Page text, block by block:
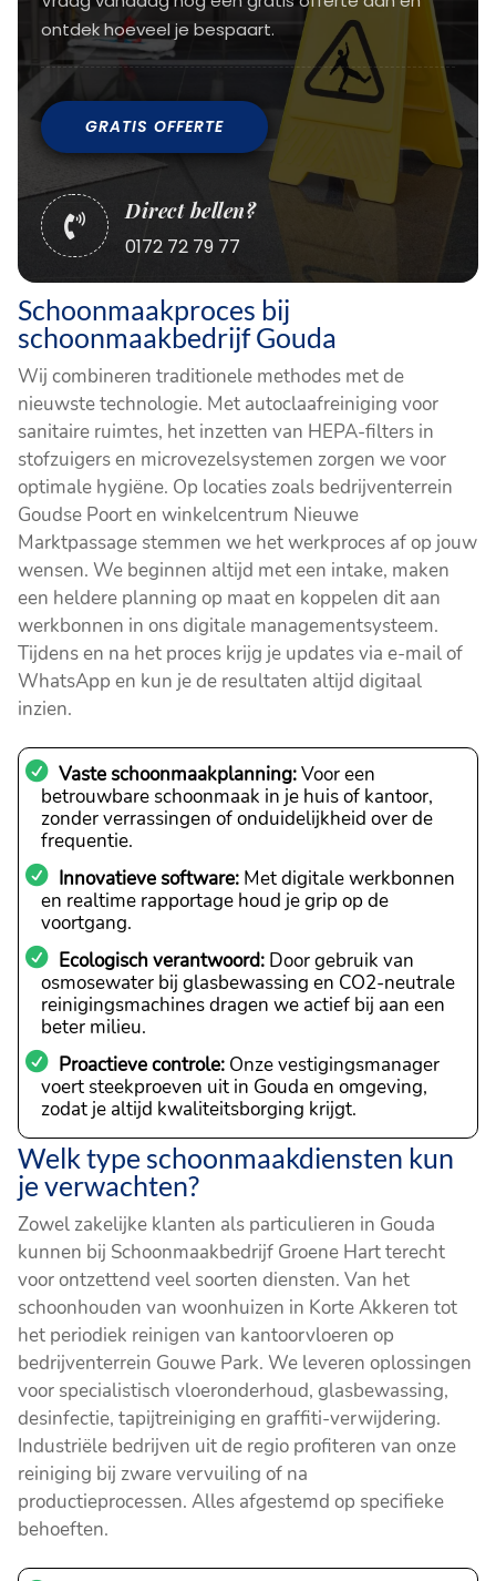
ontdek hoeveel je bespaart.
GRATIS OFFERTE

Direct bellen?
0172 72 79 77
Schoonmaakproces bij
schoonmaakbedrijf Gouda
Wij combineren traditionele methodes met de
nieuwste technologie. Met autoclaafreiniging voor
sanitaire ruimtes, het inzetten van HEPA-filters in
stofzuigers en microvezelsystemen zorgen we voor
optimale hygiëne. Op locaties zoals bedrijventerrein
Goudse Poort en winkelcentrum Nieuwe
Marktpassage stemmen we het werkproces af op jouw
wensen. We beginnen altijd met een intake, maken
een heldere planning op maat en koppelen dit aan
werkbonnen in ons digitale managementsysteem.
Tijdens en na het proces krijg je updates via e-mail of
WhatsApp en kun je de resultaten altijd digitaal
inzien.
Vaste schoonmaakplanning:Voor een
betrouwbare schoonmaak in je huis of kantoor,
zonder verrassingen of onduidelijkheid over de
frequentie.
Innovatieve software: Met digitale werkbonnen
en realtime rapportage houd je grip op de
voortgang.
Ecologisch verantwoord: Door gebruik van
osmosewater bij glasbewassing en CO2-neutrale
reinigingsmachines dragen we actief bij aan een
beter milieu.
Proactieve controle: Onze vestigingsmanager
voert steekproeven uit in Gouda en omgeving,
zodat je altijd kwaliteitsborging krijgt.
Welk type schoonmaakdiensten kun
je verwachten?
Zowel zakelijke klanten als particulieren in Gouda
kunnen bij Schoonmaakbedrijf Groene Hart terecht
voor ontzettend veel soorten diensten. Van het
schoonhouden van woonhuizen in Korte Akkeren tot
het periodiek reinigen van kantoorvloeren op
bedrijventerrein Gouwe Park. We leveren oplossingen
voor specialistisch vloeronderhoud, glasbewassing,
desinfectie, tapijtreiniging en graffiti-verwijdering.
Industriële bedrijven uit de regio profiteren van onze
reiniging bij zware vervuiling of na
productieprocessen. Alles afgestemd op specifieke
behoeften.